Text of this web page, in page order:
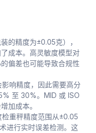
的精度为±0.05克），
成本。高灵敏度模型对
偏差也可能导致合规性
响精度，因此需要高分
至 30%。MID 或 ISO
加成本。
检重秤精度范围从±0.05
进行实时误差检测。这